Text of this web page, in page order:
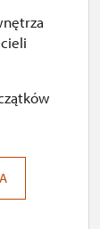
rozpoczyna
rozpoczyna